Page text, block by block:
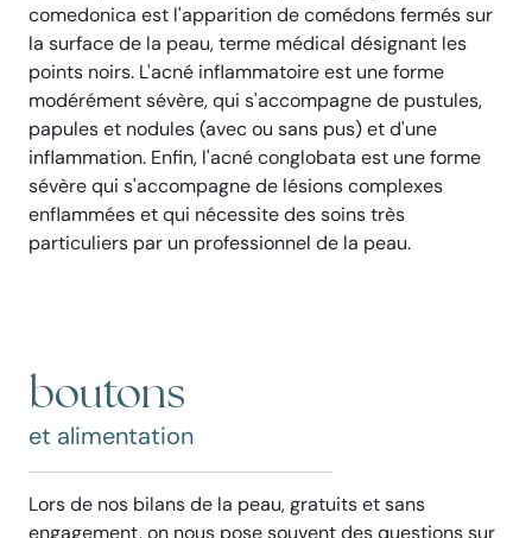
comedonica est l'apparition de comédons fermés sur
la surface de la peau, terme médical désignant les
points noirs. L'acné inflammatoire est une forme
modérément sévère, qui s'accompagne de pustules,
papules et nodules (avec ou sans pus) et d'une
inflammation. Enfin, l'acné conglobata est une forme
sévère qui s'accompagne de lésions complexes
enflammées et qui nécessite des soins très
particuliers par un professionnel de la peau.
boutons
et alimentation
Lors de nos bilans de la peau, gratuits et sans
engagement, on nous pose souvent des questions sur